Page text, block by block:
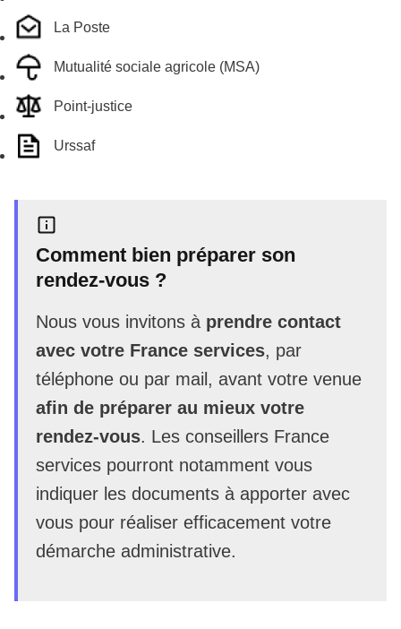
La Poste
Mutualité sociale agricole (MSA)
Point-justice
Urssaf
Comment bien préparer son
rendez-vous ?
Nous vous invitons à prendre contact
avec votre France services, par
téléphone ou par mail, avant votre venue
afin de préparer au mieux votre
rendez-vous. Les conseillers France
services pourront notamment vous
indiquer les documents à apporter avec
vous pour réaliser efficacement votre
démarche administrative.